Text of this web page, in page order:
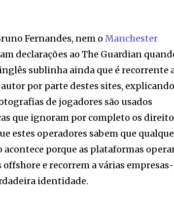
Fernandes, nem oManchester
declarações ao The Guardian
sublinha ainda que é recorrente
por parte destes sites,
de jogadores são usados
que ignoram por completo os
estes operadores sabem que
porque as plataformas
e recorrem a várias empresas-
identidade.